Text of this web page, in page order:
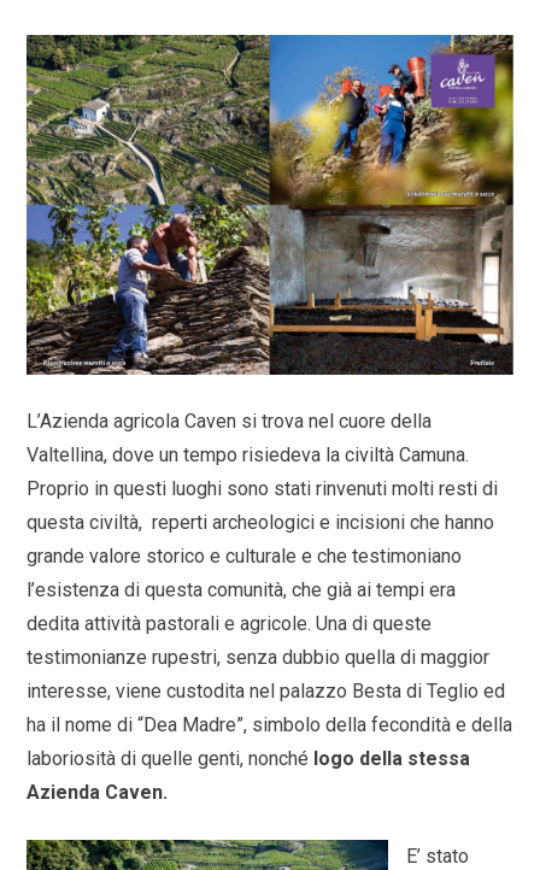
L’Azienda agricola Caven si trova nel cuore della
Valtellina, dove un tempo risiedeva la civiltà Camuna.
Proprio in questi luoghi sono stati rinvenuti molti resti di
questa civiltà, reperti archeologici e incisioni che hanno
grande valore storico e culturale e che testimoniano
l’esistenza di questa comunità, che già ai tempi era
dedita attività pastorali e agricole.Una di queste
testimonianze rupestri, senza dubbio quella di maggior
interesse, viene custodita nel palazzo Besta di Teglio ed
ha il nome di “Dea Madre”, simbolo della fecondità e della
laboriosità di quelle genti, nonché logo della stessa
Azienda Caven.
E’ stato